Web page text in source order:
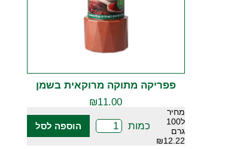
פפריקה מתוקה מרוקאית בשמן
₪11.00
מחיר
ל100
גרם
₪12.22
כמות הוספה לסל